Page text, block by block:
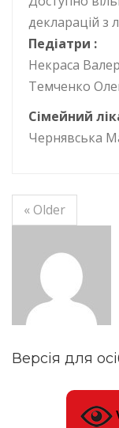
декларацій з
Педіатри :
Некраса
Темченко
Сімейний
Чернявська
« Older
Версія для